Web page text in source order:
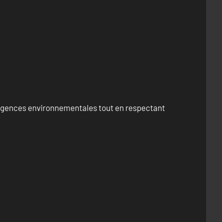
environnementales tout en respectant